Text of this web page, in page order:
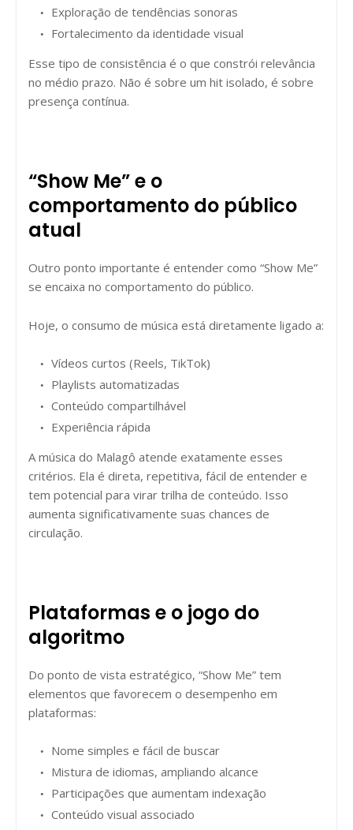
Exploração de tendências sonoras
Fortalecimento da identidade visual
Esse tipo de consistência é o que constrói relevância
no médio prazo. Não é sobre um hit isolado, é sobre
presença contínua.
“Show Me” e o
comportamento do público
atual
Outro ponto importante é entender como “Show Me”
se encaixa no comportamento do público.
Hoje, o consumo de música está diretamente ligado a:
Vídeos curtos (Reels, TikTok)
Playlists automatizadas
Conteúdo compartilhável
Experiência rápida
A música do Malagô atende exatamente esses
critérios. Ela é direta, repetitiva, fácil de entender e
tem potencial para virar trilha de conteúdo. Isso
aumenta significativamente suas chances de
circulação.
Plataformas e o jogo do
algoritmo
Do ponto de vista estratégico, “Show Me” tem
elementos que favorecem o desempenho em
plataformas:
Nome simples e fácil de buscar
Mistura de idiomas, ampliando alcance
Participações que aumentam indexação
Conteúdo visual associado